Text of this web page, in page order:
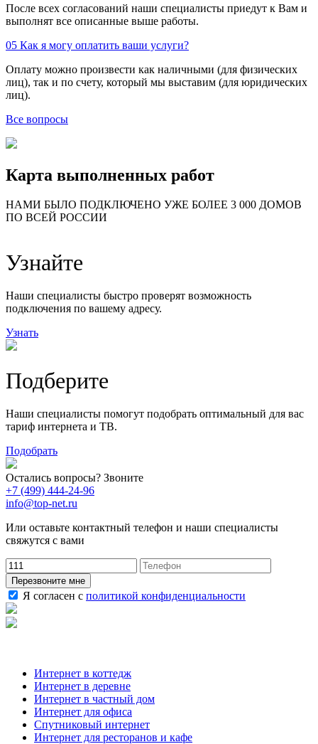
После всех согласований наши специалисты приедут к Вам и
выполнят все описанные выше работы.
05 Как я могу оплатить ваши услуги?
Оплату можно произвести как наличными (для физических
лиц), так и по счету, который мы выставим (для юридических
лиц).
Все вопросы
Карта выполненных работ
НАМИ БЫЛО ПОДКЛЮЧЕНО УЖЕ БОЛЕЕ 3 000 ДОМОВ
ПО ВСЕЙ РОССИИ
57
29
99
48
Узнайте
Наши специалисты быстро проверят возможность
подключения по вашему адресу.
Узнать
Подберите
Наши специалисты помогут подобрать оптимальный для вас
тариф интернета и ТВ.
Подобрать
Остались вопросы? Звоните
+7 (499) 444-24-96
info@top-net.ru
Или оставьте контактный телефон и наши специалисты
свяжутся с вами
Перезвоните мне
Я согласен с политикой конфиденциальности
Интернет в коттедж
Интернет в деревне
Интернет в частный дом
Интернет для офиса
Спутниковый интернет
Интернет для ресторанов и кафе